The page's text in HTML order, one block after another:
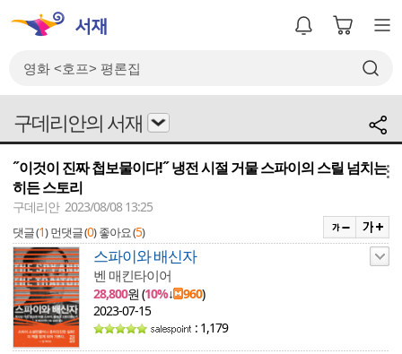
구데리안의 서재
˝이것이 진짜 첩보물이다!˝ 냉전 시절 거물 스파이의 스릴 넘치는
히든 스토리
구데리안 2023/08/08 13:25
댓글 (1) 먼댓글 (0) 좋아요 (5)
스파이와 배신자
벤 매킨타이어
28,800원 (10%↓ 960)
2023-07-15
: 1,179